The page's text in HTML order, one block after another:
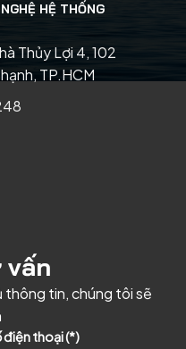
HỆ THỐNG
Thủy Lợi 4, 102
TP.HCM
thông tin, chúng tôi sẽ
điện thoại (*)